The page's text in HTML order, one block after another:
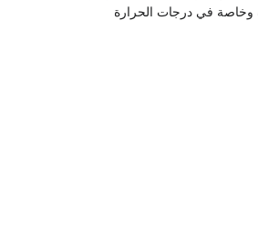
وخاصة في درجات الحرارة